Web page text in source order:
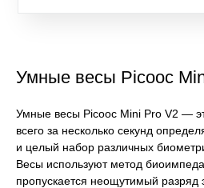
Умные весы Picooc
Умные весы Picooc Mini Pro V2 ―
всего за несколько секунд
и целый набор различных
Весы используют метод
пропускается неощутимый разряд